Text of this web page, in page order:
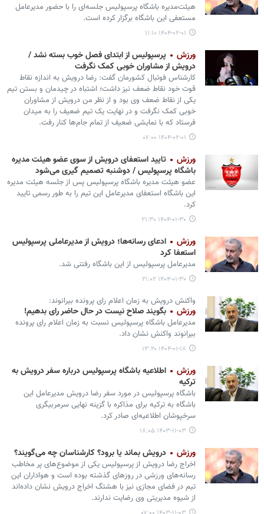
هیئت‌مدیره باشگاه پرسپولیس جلسه‌ای را با حضور مدیرعامل
مستعفی این باشگاه برگزار کرده است.
۱۴۰۴-۰۲-۰۱ ۱۱:۱۰
ورزش
پرسپولیس از ابتدای فصل خوب بسته نشد /
درویش از مشاوران خوبی کمک نگرفت
کارشناس فوتبال کشورمان گفت: رضا درویش به اندازه نقاط
قوت خود نقاط ضعف نیز داشت؛ اشتباه در چیدمان و بستن تیم
یکی از نقاط ضعف وی بود و از نظر من درویش از مشاوران
خوبی کمک نگرفت و در نهایت یک تیم ضعیف را به میدان
فرستاد که با نمایشی ضعیف از تمام جام‌ها کنار رفت.
۱۴۰۴-۰۲-۰۱ ۰۷:۰۰
ورزش
تایید استعفای درویش از سوی عضو هیئت مدیره
باشگاه پرسپولیس / دوشنبه تصمیم گیری می‌شود
عضو هیئت مدیره باشگاه پرسپولیس پس از جلسه هیئت مدیره
این باشگاه استعفای مدیرعامل این تیم را به طور رسمی تایید
کرد.
۱۴۰۴-۰۱-۳۰ ۲۱:۳۰
ورزش
ادعای رسانه‌ها؛ درویش از مدیرعاملی پرسپولیس
استعفا کرد
مدیرعامل پرسپولیس از این باشگاه رفتنی شد.
۱۴۰۴-۰۱-۳۰ ۲۱:۰۲
واکنش درویش به زمان اعلام رای پرونده بیرانوند:
ورزش بگویند صلاح نیست در حال حاضر رای بدهیم!
مدیرعامل باشگاه پرسپولیس نسبت به زمان اعلام رای پرونده
بیرانوند واکنش نشان داد.
۱۴۰۴-۰۱-۱۸ ۱۳:۲۰
ورزش
اطلاعیه باشگاه پرسپولیس درباره سفر درویش به
ترکیه
باشگاه پرسپولیس در مورد سفر رضا درویش مدیرعامل این
باشگاه به ترکیه برای مذاکره با گزینه نهایی سرمربیگری
سرخپوشان اطلاعیه‌ای صادر کرد.
۱۴۰۳-۱۱-۰۳ ۱۸:۰۵
ورزش درویش بماند یا برود؟ کارشناسان چه می‌گویند؟
اخراج رضا درویش از پرسپولیس یکی از موضوع‌های پر مخاطب
رسانه‌های ورزشی در روزهای گذشته بوده است و هواداران این
تیم در فضای مجازی نیز با هشتگ اخراج درویش نشان داده‌اند
از شیوه مدیریتی وی رضایت ندارند.